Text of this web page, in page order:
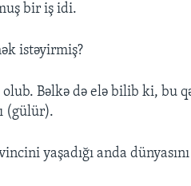
bir iş idi.
istəyirmiş?
olub. Bəlkə də elə bilib ki, bu
(gülür).
yaşadığı anda